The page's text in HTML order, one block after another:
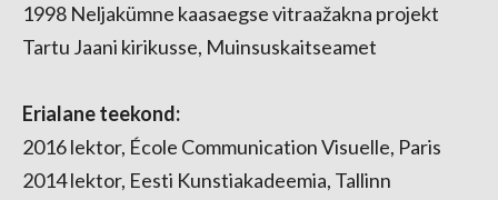
1998 Neljakümne kaasaegse vitraažakna projekt
Tartu Jaani kirikusse, Muinsuskaitseamet
Erialane teekond:
2016 lektor, École Communication Visuelle, Paris
2014 lektor, Eesti Kunstiakadeemia, Tallinn